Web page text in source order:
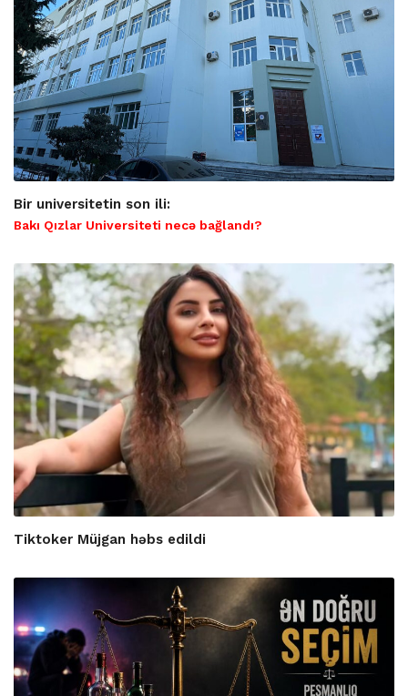
Bir universitetin son ili:
Bakı Qızlar Universiteti necə bağlandı?
Tiktoker Müjgan həbs edildi